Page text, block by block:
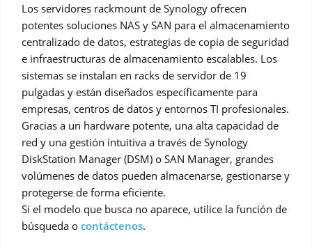
Los servidores rackmount de Synology ofrecen
potentes soluciones NAS y SAN para el almacenamiento
centralizado de datos, estrategias de copia de seguridad
e infraestructuras de almacenamiento escalables. Los
sistemas se instalan en racks de servidor de 19
pulgadas y están diseñados específicamente para
empresas, centros de datos y entornos TI profesionales.
Gracias a un hardware potente, una alta capacidad de
red y una gestión intuitiva a través de Synology
DiskStation Manager (DSM) o SAN Manager, grandes
volúmenes de datos pueden almacenarse, gestionarse y
protegerse de forma eficiente.
Si el modelo que busca no aparece, utilice la función de
búsqueda o contáctenos.